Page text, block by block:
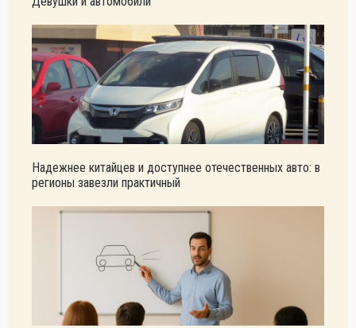
Надежнее китайцев и доступнее отечественных авто: в
регионы завезли практичный